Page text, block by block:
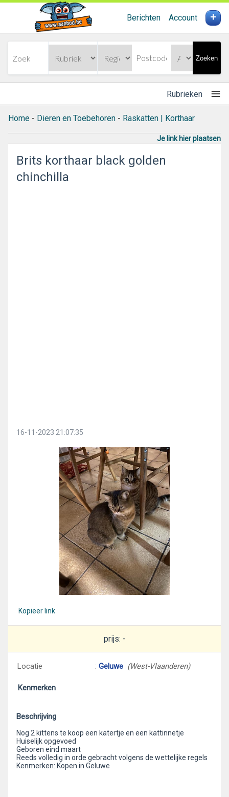
Berichten Account +
Zoeken
Rubrieken
Home - Dieren en Toebehoren - Raskatten | Korthaar
Je link hier plaatsen
Brits korthaar black golden
chinchilla
16-11-2023 21:07:35
Kopieer link
prijs: -
Locatie : Geluwe (West-Vlaanderen)
Kenmerken
Beschrijving
Nog 2 kittens te koop een katertje en een kattinnetje
Huiselijk opgevoed
Geboren eind maart
Reeds volledig in orde gebracht volgens de wettelijke regels
Kenmerken: Kopen in Geluwe